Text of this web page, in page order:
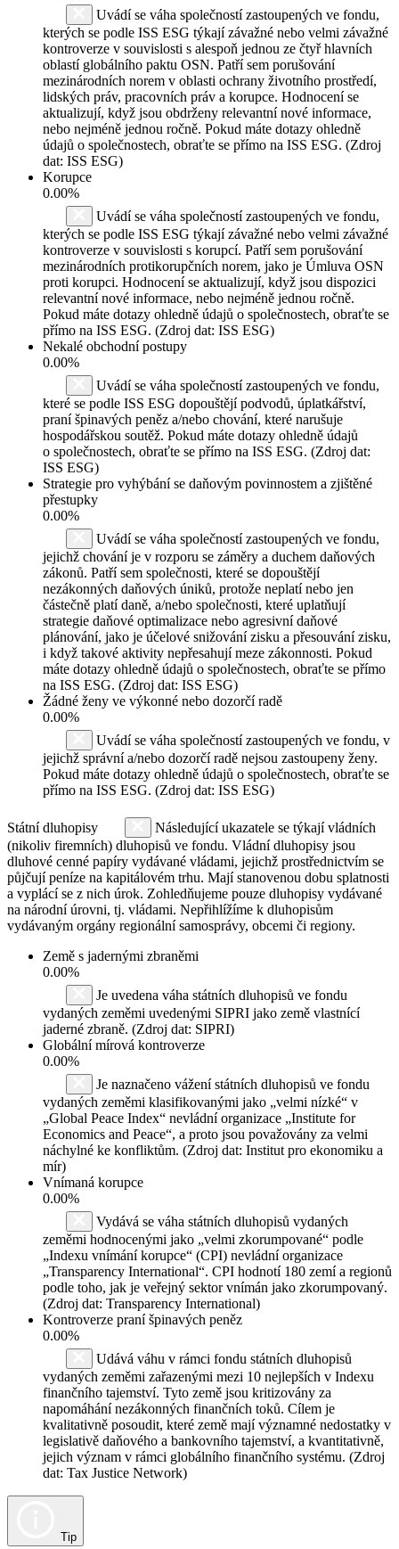
Uvádí se váha společností zastoupených ve fondu,
kterých se podle ISS ESG týkají závažné nebo velmi závažné
kontroverze v souvislosti s alespoň jednou ze čtyř hlavních
oblastí globálního paktu OSN. Patří sem porušování
mezinárodních norem v oblasti ochrany životního prostředí,
lidských práv, pracovních práv a korupce. Hodnocení se
aktualizují, když jsou obdrženy relevantní nové informace,
nebo nejméně jednou ročně. Pokud máte dotazy ohledně
údajů o společnostech, obraťte se přímo na ISS ESG. (Zdroj
dat: ISS ESG)
Korupce
0.00%
Uvádí se váha společností zastoupených ve fondu,
kterých se podle ISS ESG týkají závažné nebo velmi závažné
kontroverze v souvislosti s korupcí. Patří sem porušování
mezinárodních protikorupčních norem, jako je Úmluva OSN
proti korupci. Hodnocení se aktualizují, když jsou dispozici
relevantní nové informace, nebo nejméně jednou ročně.
Pokud máte dotazy ohledně údajů o společnostech, obraťte se
přímo na ISS ESG. (Zdroj dat: ISS ESG)
Nekalé obchodní postupy
0.00%
Uvádí se váha společností zastoupených ve fondu,
které se podle ISS ESG dopouštějí podvodů, úplatkářství,
praní špinavých peněz a/nebo chování, které narušuje
hospodářskou soutěž. Pokud máte dotazy ohledně údajů
o společnostech, obraťte se přímo na ISS ESG. (Zdroj dat:
ISS ESG)
Strategie pro vyhýbání se daňovým povinnostem a zjištěné
přestupky
0.00%
Uvádí se váha společností zastoupených ve fondu,
jejichž chování je v rozporu se záměry a duchem daňových
zákonů. Patří sem společnosti, které se dopouštějí
nezákonných daňových úniků, protože neplatí nebo jen
částečně platí daně, a/nebo společnosti, které uplatňují
strategie daňové optimalizace nebo agresivní daňové
plánování, jako je účelové snižování zisku a přesouvání zisku,
i když takové aktivity nepřesahují meze zákonnosti. Pokud
máte dotazy ohledně údajů o společnostech, obraťte se přímo
na ISS ESG. (Zdroj dat: ISS ESG)
Žádné ženy ve výkonné nebo dozorčí radě
0.00%
Uvádí se váha společností zastoupených ve fondu, v
jejichž správní a/nebo dozorčí radě nejsou zastoupeny ženy.
Pokud máte dotazy ohledně údajů o společnostech, obraťte se
přímo na ISS ESG. (Zdroj dat: ISS ESG)
Státní dluhopisy
Následující ukazatele se týkají vládních
(nikoliv firemních) dluhopisů ve fondu. Vládní dluhopisy jsou
dluhové cenné papíry vydávané vládami, jejichž prostřednictvím se
půjčují peníze na kapitálovém trhu. Mají stanovenou dobu splatnosti
a vyplácí se z nich úrok. Zohledňujeme pouze dluhopisy vydávané
na národní úrovni, tj. vládami. Nepřihlížíme k dluhopisům
vydávaným orgány regionální samosprávy, obcemi či regiony.
Země s jadernými zbraněmi
0.00%
Je uvedena váha státních dluhopisů ve fondu
vydaných zeměmi uvedenými SIPRI jako země vlastnící
jaderné zbraně. (Zdroj dat: SIPRI)
Globální mírová kontroverze
0.00%
Je naznačeno vážení státních dluhopisů ve fondu
vydaných zeměmi klasifikovanými jako „velmi nízké“ v
„Global Peace Index“ nevládní organizace „Institute for
Economics and Peace“, a proto jsou považovány za velmi
náchylné ke konfliktům. (Zdroj dat: Institut pro ekonomiku a
mír)
Vnímaná korupce
0.00%
Vydává se váha státních dluhopisů vydaných
zeměmi hodnocenými jako „velmi zkorumpované“ podle
„Indexu vnímání korupce“ (CPI) nevládní organizace
„Transparency International“. CPI hodnotí 180 zemí a regionů
podle toho, jak je veřejný sektor vnímán jako zkorumpovaný.
(Zdroj dat: Transparency International)
Kontroverze praní špinavých peněz
0.00%
Udává váhu v rámci fondu státních dluhopisů
vydaných zeměmi zařazenými mezi 10 nejlepších v Indexu
finančního tajemství. Tyto země jsou kritizovány za
napomáhání nezákonných finančních toků. Cílem je
kvalitativně posoudit, které země mají významné nedostatky v
legislativě daňového a bankovního tajemství, a kvantitativně,
jejich význam v rámci globálního finančního systému. (Zdroj
dat: Tax Justice Network)
Tip